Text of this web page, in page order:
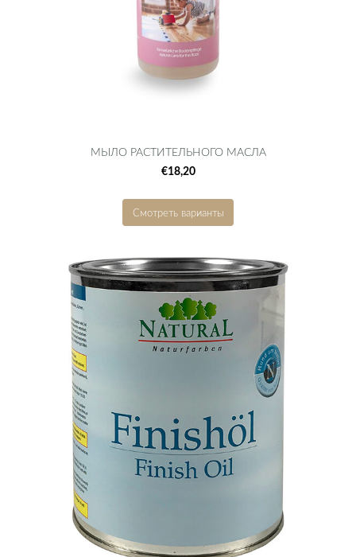
МЫЛО РАСТИТЕЛЬНОГО МАСЛА
€18,20
Смотреть варианты